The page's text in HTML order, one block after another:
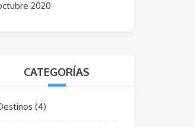
2020
CATEGORÍAS
(4)